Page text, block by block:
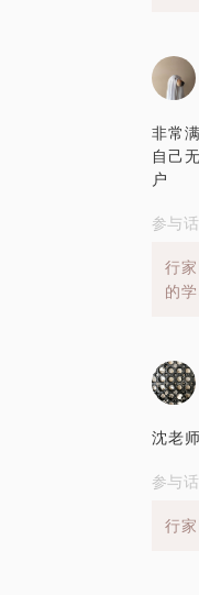
非常
自己
户
参与
行
的
沈老
参与
行